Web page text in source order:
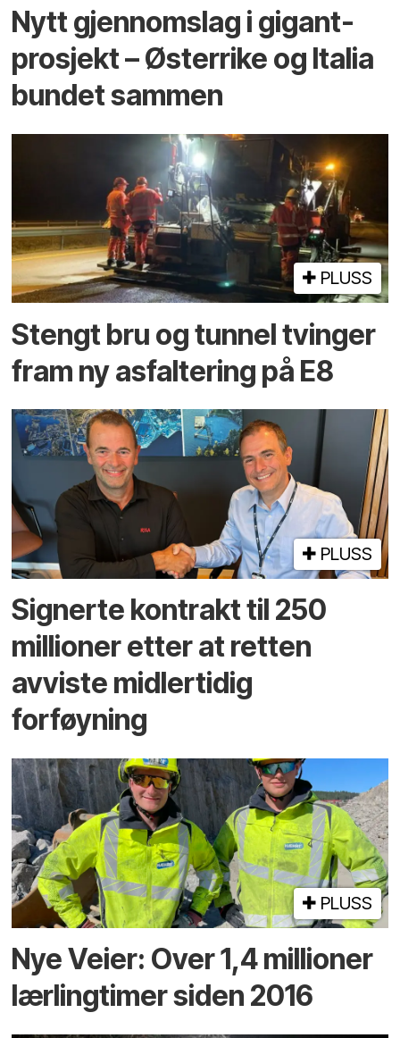
Nytt gjennomslag i gigant­
prosjekt – Østerrike og Italia
bundet sammen
PLUSS
Stengt bru og tunnel tvinger
fram ny asfaltering på E8
PLUSS
Signerte kontrakt til 250
millioner etter at retten
avviste midlertidig
forføyning
PLUSS
Nye Veier: Over 1,4 millioner
lærlingtimer siden 2016